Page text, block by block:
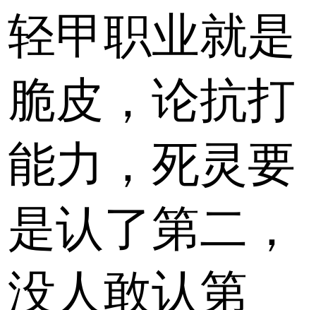
轻甲职业就是
脆皮，论抗打
能力，死灵要
是认了第二，
没人敢认第